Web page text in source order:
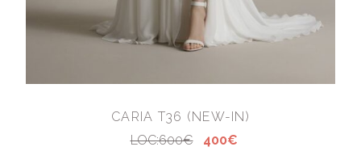
CARIA T36 (NEW-IN)
LOC:600€
400€